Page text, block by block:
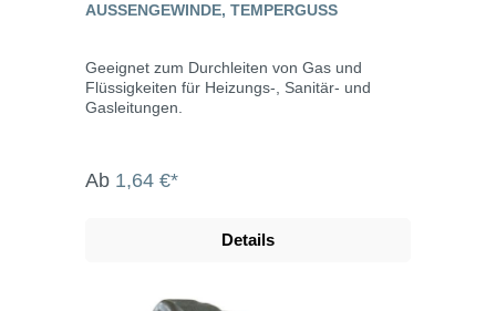
AUSSENGEWINDE, TEMPERGUSS
Geeignet zum Durchleiten von Gas und
Flüssigkeiten für Heizungs-, Sanitär- und
Gasleitungen.
Ab 1,64 €*
Details